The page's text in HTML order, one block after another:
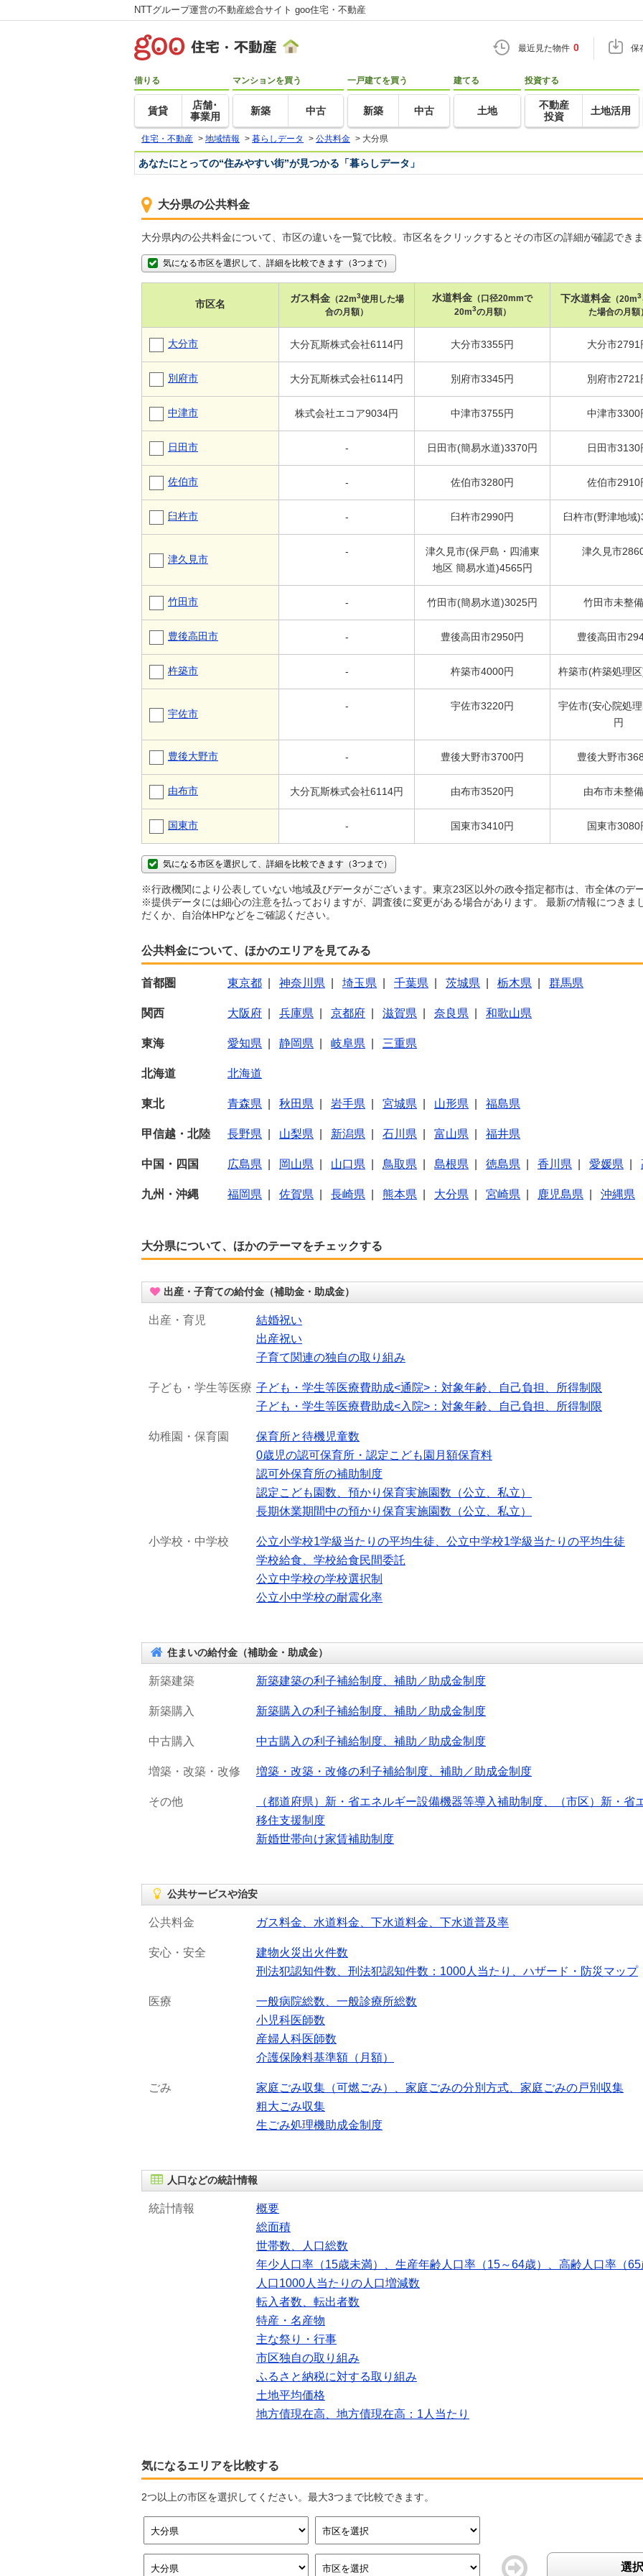
NTTグループ運営の不動産総合サイト goo住宅・不動産
最近見た物件 0 保
借りる
賃貸
店舗･
事業用
マンションを買う
新築 中古
一戸建てを買う
新築 中古
建てる
土地
投資する
不動産
投資
土地活用
住宅・不動産 > 地域情報 > 暮らしデータ > 公共料金 > 大分県
あなたにとっての“住みやすい街”が見つかる「暮らしデータ」
大分県の公共料金
大分県内の公共料金について、市区の違いを一覧で比較。市区名をクリックするとその市区の詳細が確認でき
気になる市区を選択して、詳細を比較できます（3つまで）
市区名 ガス料金（22m3使用した場
合の月額）
水道料金 （口径20mmで
20m3の月額）
下水道料金 （20m3
た場合の月額
大分市 大分瓦斯株式会社6114円 大分市3355円 大分市2791
別府市 大分瓦斯株式会社6114円 別府市3345円 別府市2721
中津市 株式会社エコア9034円 中津市3755円 中津市3300
日田市 - 日田市(簡易水道)3370円 日田市3130
佐伯市 - 佐伯市3280円 佐伯市2910
臼杵市 - 臼杵市2990円 臼杵市(野津地域
津久見市
-
津久見市(保戸島・四浦東
地区 簡易水道)4565円
津久見市
竹田市 - 竹田市(簡易水道)3025円 竹田市未整
豊後高田市 - 豊後高田市2950円 豊後高田市
杵築市 - 杵築市4000円 杵築市(杵築処理
宇佐市
- 宇佐市3220円
宇佐市(安心院処
円
豊後大野市 - 豊後大野市3700円 豊後大野市
由布市 大分瓦斯株式会社6114円 由布市3520円 由布市未整
国東市 - 国東市3410円 国東市3080
気になる市区を選択して、詳細を比較できます（3つまで）
※行政機関により公表していない地域及びデータがございます。東京23区以外の政令指定都市は、市全体のデ
※提供データには細心の注意を払っておりますが、調査後に変更がある場合があります。 最新の情報につきま
だくか、自治体HPなどをご確認ください。
公共料金について、ほかのエリアを見てみる
首都圏 東京都 神奈川県 埼玉県 千葉県 茨城県 栃木県 群馬県
関西 大阪府 兵庫県 京都府 滋賀県 奈良県 和歌山県
東海 愛知県 静岡県 岐阜県 三重県
北海道 北海道
東北 青森県 秋田県 岩手県 宮城県 山形県 福島県
甲信越・北陸 長野県 山梨県 新潟県 石川県 富山県 福井県
中国・四国 広島県 岡山県 山口県 鳥取県 島根県 徳島県 香川県 愛媛県
九州・沖縄 福岡県 佐賀県 長崎県 熊本県 大分県 宮崎県 鹿児島県 沖縄県
大分県について、ほかのテーマをチェックする
出産・子育ての給付金（補助金・助成金）
出産・育児
結婚祝い
出産祝い
子育て関連の独自の取り組み
子ども・学生等医療 子ども・学生等医療費助成<通院>：対象年齢、自己負担、所得制限
子ども・学生等医療費助成<入院>：対象年齢、自己負担、所得制限
幼稚園・保育園
保育所と待機児童数
0歳児の認可保育所・認定こども園月額保育料
認可外保育所の補助制度
認定こども園数、預かり保育実施園数（公立、私立）
長期休業期間中の預かり保育実施園数（公立、私立）
小学校・中学校
公立小学校1学級当たりの平均生徒、公立中学校1学級当たりの平均生徒
学校給食、学校給食民間委託
公立中学校の学校選択制
公立小中学校の耐震化率
住まいの給付金（補助金・助成金）
新築建築 新築建築の利子補給制度、補助／助成金制度
新築購入 新築購入の利子補給制度、補助／助成金制度
中古購入 中古購入の利子補給制度、補助／助成金制度
増築・改築・改修 増築・改築・改修の利子補給制度、補助／助成金制度
その他
（都道府県）新・省エネルギー設備機器等導入補助制度、（市区）新・
移住支援制度
新婚世帯向け家賃補助制度
公共サービスや治安
公共料金 ガス料金、水道料金、下水道料金、下水道普及率
安心・安全
建物火災出火件数
刑法犯認知件数、刑法犯認知件数：1000人当たり、ハザード・防災マップ
医療
一般病院総数、一般診療所総数
小児科医師数
産婦人科医師数
介護保険料基準額（月額）
ごみ
家庭ごみ収集（可燃ごみ）、家庭ごみの分別方式、家庭ごみの戸別収集
粗大ごみ収集
生ごみ処理機助成金制度
人口などの統計情報
統計情報
概要
総面積
世帯数、人口総数
年少人口率（15歳未満）、生産年齢人口率（15～64歳）、高齢人口率（
人口1000人当たりの人口増減数
転入者数、転出者数
特産・名産物
主な祭り・行事
市区独自の取り組み
ふるさと納税に対する取り組み
土地平均価格
地方債現在高、地方債現在高：1人当たり
気になるエリアを比較する
2つ以上の市区を選択してください。最大3つまで比較できます。
選